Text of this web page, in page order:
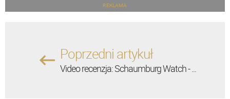
REKLAMA
Poprzedni artykuł
Video recenzja: Schaumburg Watch - ...